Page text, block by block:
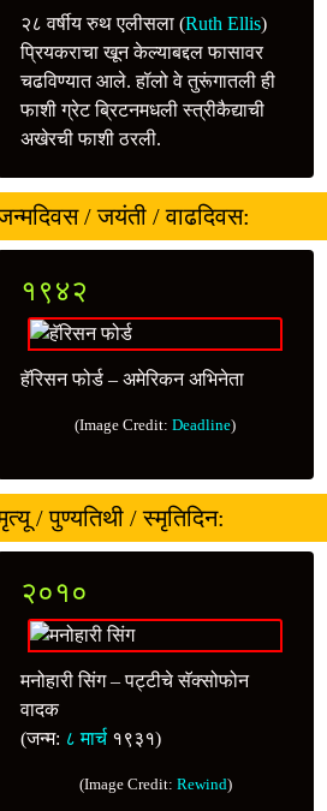
२८ वर्षीय रुथ एलीसला (Ruth Ellis)
प्रियकराचा खून केल्याबद्दल फासावर
चढविण्यात आले. हॉलो वे तुरूंगातली ही
फाशी ग्रेट ब्रिटनमधली स्त्रीकैद्याची
अखेरची फाशी ठरली.
/ जयंती / वाढदिवस:
१९४२
हॅरिसन फोर्ड – अमेरिकन अभिनेता
(Image Credit: Deadline)
/ पुण्यतिथी / स्मृतिदिन:
२०१०
मनोहारी सिंग – पट्टीचे सॅक्सोफोन
वादक
(जन्म: ८ मार्च १९३१)
(Image Credit: Rewind)